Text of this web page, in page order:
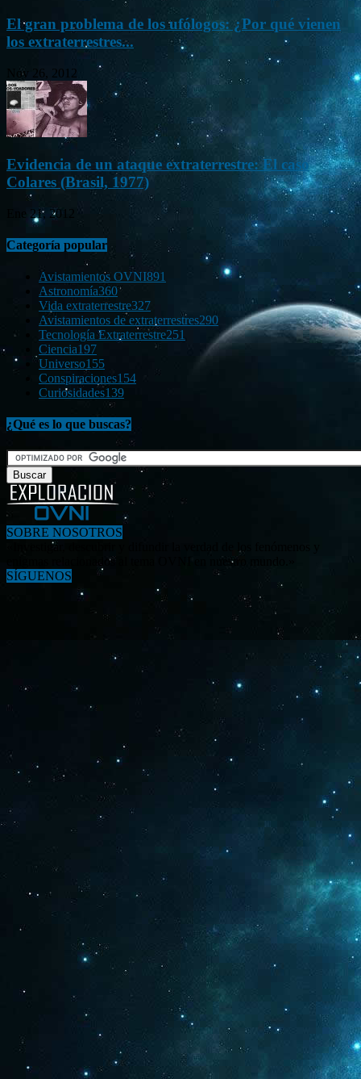
El gran problema de los ufólogos: ¿Por qué vienen
los extraterrestres...
Nov 26, 2012
Evidencia de un ataque extraterrestre: El caso
Colares (Brasil, 1977)
Ene 21, 2012
Categoría popular
Avistamientos OVNI891
Astronomía360
Vida extraterrestre327
Avistamientos de extraterrestres290
Tecnología Extraterrestre251
Ciencia197
Universo155
Conspiraciones154
Curiosidades139
¿Qué es lo que buscas?
SOBRE NOSOTROS
«Investigar, descubrir y difundir la verdad de los fenómenos y
enigmas relacionados al tema OVNI en nuestro mundo.»
SÍGUENOS